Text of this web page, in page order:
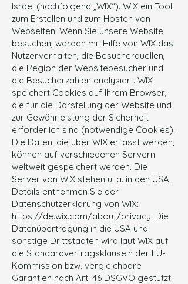
Israel (nachfolgend „WIX“). WIX ein Tool
zum Erstellen und zum Hosten von
Webseiten. Wenn Sie unsere Website
besuchen, werden mit Hilfe von WIX das
Nutzerverhalten, die Besucherquellen,
die Region der Websitebesucher und
die Besucherzahlen analysiert. WIX
speichert Cookies auf Ihrem Browser,
die für die Darstellung der Website und
zur Gewährleistung der Sicherheit
erforderlich sind (notwendige Cookies).
Die Daten, die über WIX erfasst werden,
können auf verschiedenen Servern
weltweit gespeichert werden. Die
Server von WIX stehen u. a. in den USA.
Details entnehmen Sie der
Datenschutzerklärung von WIX:
https://de.wix.com/about/privacy. Die
Datenübertragung in die USA und
sonstige Drittstaaten wird laut WIX auf
die Standardvertragsklauseln der EU-
Kommission bzw. vergleichbare
Garantien nach Art. 46 DSGVO gestützt.